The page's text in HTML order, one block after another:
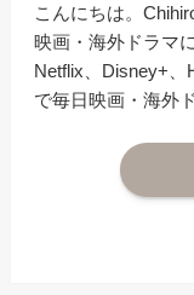
こんにちは。
映画・海外ドラマ
Netflix、Disney+、
で毎日映画・海外